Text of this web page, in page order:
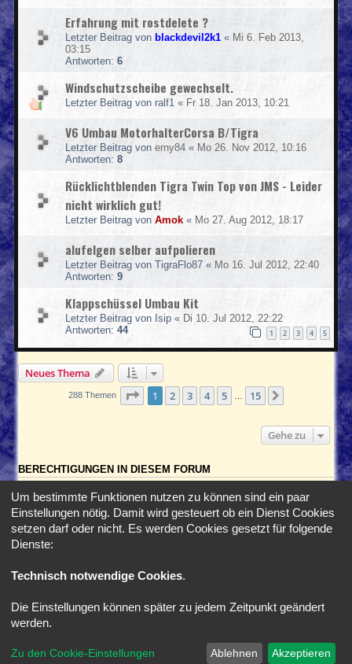
Erfahrung mit rostdelete ?
Letzter Beitrag von blackdevil2k1 « Mi 6. Feb 2013,
03:15
Antworten: 6
Windschutzscheibe gewechselt.
Letzter Beitrag von ralf1 « Fr 18. Jan 2013, 10:21
V6 Umbau MotorhalterCorsa B/Tigra
Letzter Beitrag von erny84 « Mo 26. Nov 2012, 10:16
Antworten: 8
Rücklichtblenden Tigra Twin Top von JMS - Leider
nicht wirklich gut!
Letzter Beitrag von Amok « Mo 27. Aug 2012, 18:17
alufelgen selber aufpolieren
Letzter Beitrag von TigraFlo87 « Mo 16. Jul 2012, 22:40
Antworten: 9
Klappschüssel Umbau Kit
Letzter Beitrag von Isip « Di 10. Jul 2012, 22:22
Antworten: 44 1 2 3 4 5
Neues Thema
288 Themen Seite 1von 15
1 2 3 4 5 15
Gehe zu
BERECHTIGUNGEN IN DIESEM FORUM
Du darfstkeine Antworten zu Themen in diesem Forum erstellen.
Du darfst deine Beiträge in diesem Forumnicht ändern.
Du darfst deine Beiträge in diesem Forumnichtlöschen.
Du darfst
*SE Gamer Style byphpBB Styles
® Forum Software © phpBB Limited
Deutsche Übersetzung durchphpBB.de
Um bestimmte Funktionen nutzen zu können sind ein paar
Einstellungen nötig. Damit wird gesteuert ob ein Dienst Cookies
setzen darf oder nicht. Es werden Cookies gesetzt für folgende
Dienste:
Technisch notwendige Cookies.
Die Einstellungen können später zu jedem Zeitpunkt geändert
werden.
Zu den Cookie-Einstellungen Ablehnen Akzeptieren